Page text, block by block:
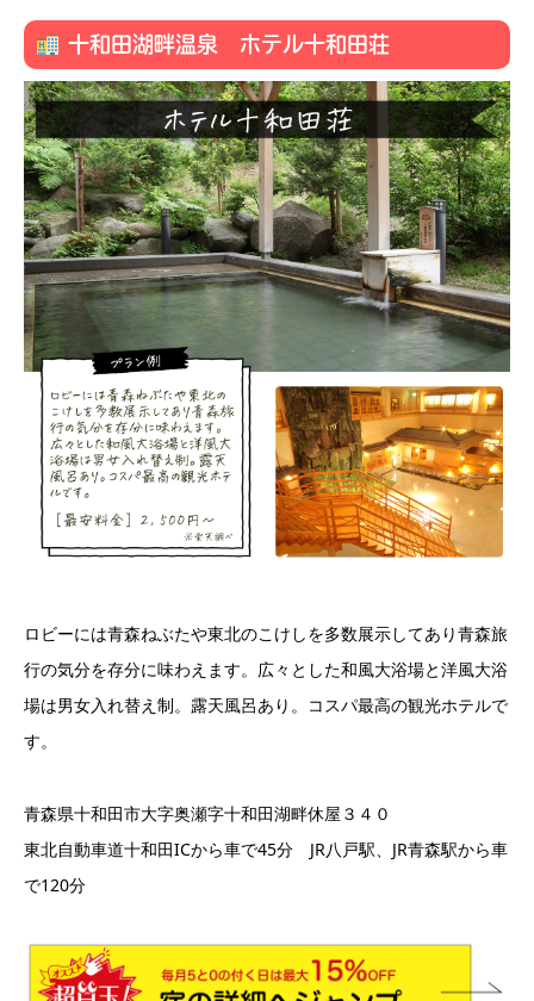
十和田湖畔温泉 ホテル十和田荘
ロビーには青森ねぶたや東北のこけしを多数展示してあり青森旅
行の気分を存分に味わえます。広々とした和風大浴場と洋風大浴
場は男女入れ替え制。露天風呂あり。コスパ最高の観光ホテルで
す。
青森県十和田市大字奥瀬字十和田湖畔休屋３４０
東北自動車道十和田ICから車で45分 JR八戸駅、JR青森駅から車
で120分